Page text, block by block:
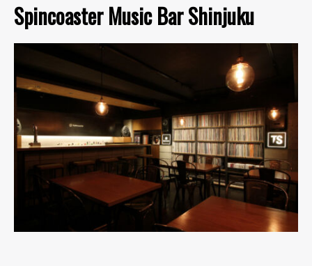
Spincoaster Music Bar Shinjuku